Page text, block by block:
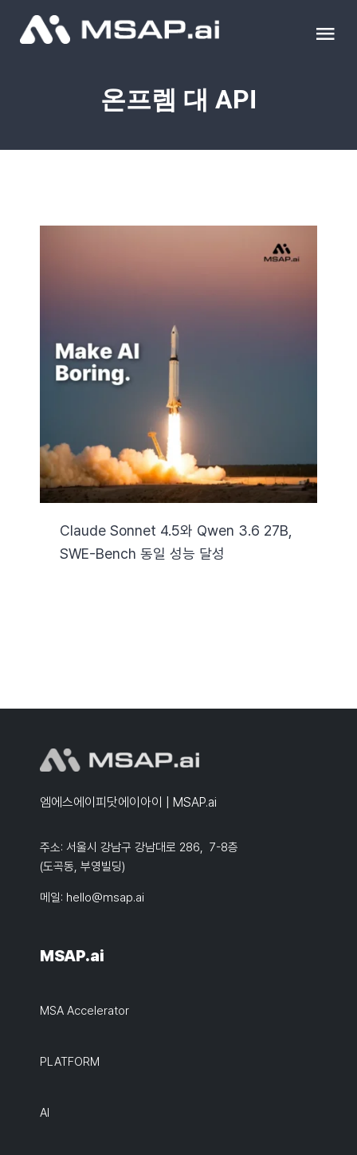
조달물품
블로그
기술지원
Search
온프렘 대 API
Claude Sonnet 4.5와 Qwen 3.6 27B,
SWE-Bench 동일 성능 달성
엠에스에이피닷에이아이 | MSAP.ai
주소: 서울시 강남구 강남대로 286, 7-8층
(도곡동, 부영빌딩)
메일: hello@msap.ai
MSAP.ai
MSA Accelerator
PLATFORM
AI